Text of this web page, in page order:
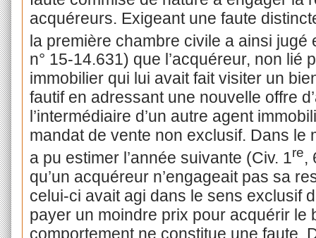
acquéreurs. Exigeant une faute
la première chambre civile a ainsi jugé
n° 15-14.631) que l’acquéreur, non lié
immobilier qui lui avait fait visiter un
fautif en adressant une nouvelle offre
l’intermédiaire d’un autre agent
mandat de vente non exclusif. Dans le
a pu estimer l’année suivante (Civ. 1re,
qu’un acquéreur n’engageait pas sa
celui-ci avait agi dans le sens exclusif
payer un moindre prix pour acquérir le
comportement ne constitue une faute.